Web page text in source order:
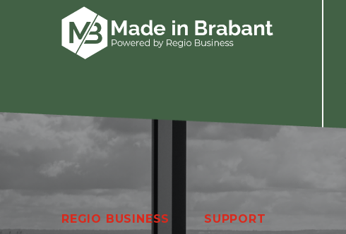
REGIO BUSINESS SUPPORT